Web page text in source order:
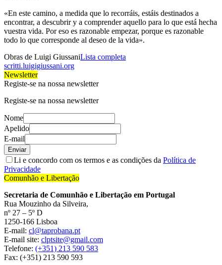
«En este camino, a medida que lo recorráis, estáis destinados a
encontrar, a descubrir y a comprender aquello para lo que está hecha
vuestra vida. Por eso es razonable empezar, porque es razonable
todo lo que corresponde al deseo de la vida».
Obras de Luigi GiussaniLista completa
scritti.luigigiussani.org
Newsletter
Registe-se na nossa newsletter
Registe-se na nossa newsletter
Nome
Apelido
E-mail
Enviar
Li e concordo com os termos e as condições da Política de
Privacidade
Comunhão e Libertação
Secretaria de Comunhão e Libertação em Portugal
Rua Mouzinho da Silveira,
nº 27 – 5º D
1250-166 Lisboa
E-mail: cl@taprobana.pt
E-mail site: clptsite@gmail.com
Telefone: (+351) 213 590 583
Fax: (+351) 213 590 593